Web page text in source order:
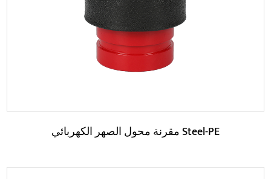
اقرأ المزيد
مقرنة محول الصهر الكهربائي Steel-PE